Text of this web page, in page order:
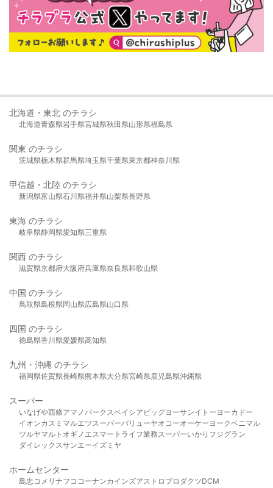
北海道・東北 のチラシ
北海道青森県岩手県宮城県秋田県山形県福島県
関東 のチラシ
茨城県栃木県群馬県埼玉県千葉県東京都神奈川県
甲信越・北陸 のチラシ
新潟県富山県石川県福井県山梨県長野県
東海 のチラシ
岐阜県静岡県愛知県三重県
関西 のチラシ
滋賀県京都府大阪府兵庫県奈良県和歌山県
中国 のチラシ
鳥取県島根県岡山県広島県山口県
四国 のチラシ
徳島県香川県愛媛県高知県
九州・沖縄 のチラシ
福岡県佐賀県長崎県熊本県大分県宮崎県鹿児島県沖縄県
スーパー
いなげや西條アマノパークスベイシア ビッグヨーサンイトーヨーカドー
イオンカスミ マルエツスーパーバリューヤオコーオーケー ヨークベニマル
ツルヤマルト オギノ エスマート ライフ業務スーパーいかり フジグラン
ダイレックスサンエーイズミヤ
ホームセンター
島忠 コメリ ナフコ コーナンカインズアストロプロダクツDCM